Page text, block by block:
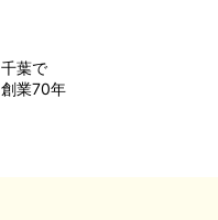
千葉で
創業70年